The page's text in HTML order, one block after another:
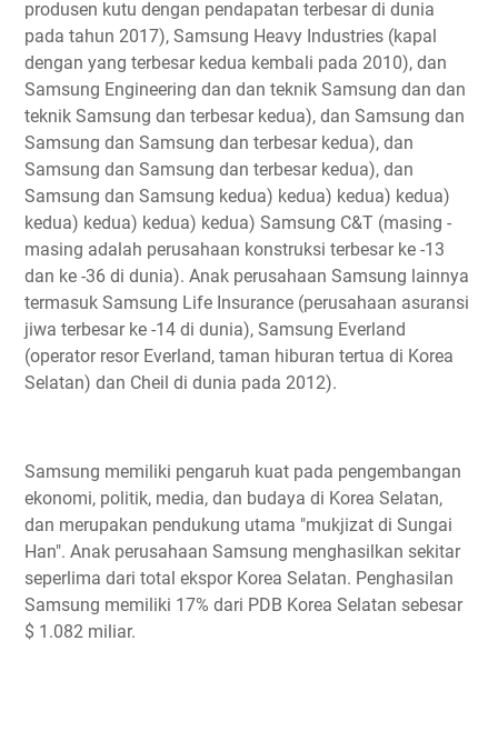
produsen kutu dengan pendapatan terbesar di dunia
pada tahun 2017), Samsung Heavy Industries (kapal
dengan yang terbesar kedua kembali pada 2010), dan
Samsung Engineering dan dan teknik Samsung dan dan
teknik Samsung dan terbesar kedua), dan Samsung dan
Samsung dan Samsung dan terbesar kedua), dan
Samsung dan Samsung dan terbesar kedua), dan
Samsung dan Samsung kedua) kedua) kedua) kedua)
kedua) kedua) kedua) kedua) Samsung C&T (masing -
masing adalah perusahaan konstruksi terbesar ke -13
dan ke -36 di dunia). Anak perusahaan Samsung lainnya
termasuk Samsung Life Insurance (perusahaan asuransi
jiwa terbesar ke -14 di dunia), Samsung Everland
(operator resor Everland, taman hiburan tertua di Korea
Selatan) dan Cheil di dunia pada 2012).
Samsung memiliki pengaruh kuat pada pengembangan
ekonomi, politik, media, dan budaya di Korea Selatan,
dan merupakan pendukung utama "mukjizat di Sungai
Han". Anak perusahaan Samsung menghasilkan sekitar
seperlima dari total ekspor Korea Selatan. Penghasilan
Samsung memiliki 17% dari PDB Korea Selatan sebesar
$ 1.082 miliar.